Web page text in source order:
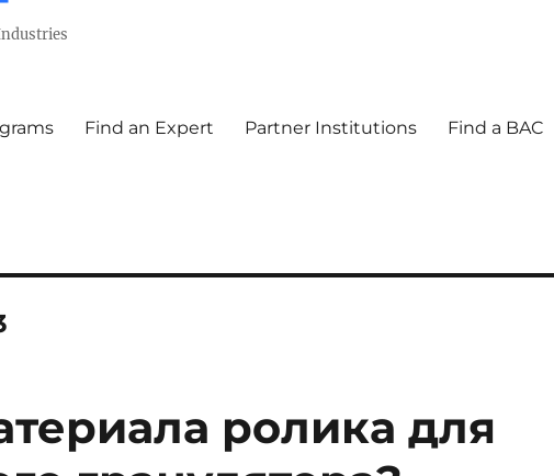
Find an Expert Partner Institutions Find a BAC
ролика для